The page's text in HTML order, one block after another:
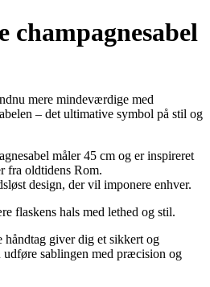
mere mindeværdige med
– det ultimative symbol på stil og
måler 45 cm og er inspireret
fra oldtidens Rom.
design, der vil imponere enhver.
flaskens hals med lethed og stil.
giver dig et sikkert og
sablingen med præcision og